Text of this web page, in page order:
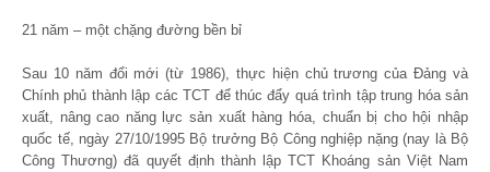
21 năm – một chặng đường bền bỉ
Sau 10 năm đổi mới (từ 1986), thực hiện chủ trương của Đảng và
Chính phủ thành lập các TCT để thúc đẩy quá trình tập trung hóa sản
xuất, nâng cao năng lực sản xuất hàng hóa, chuẩn bị cho hội nhập
quốc tế, ngày 27/10/1995 Bộ trưởng Bộ Công nghiệp nặng (nay là Bộ
Công Thương) đã quyết định thành lập TCT Khoáng sản Việt Nam